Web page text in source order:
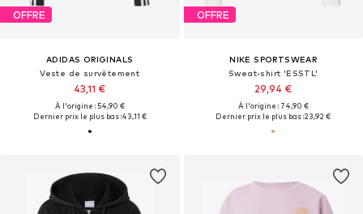
OFFRE
ADIDAS ORIGINALS
Veste de survêtement
43,11 €
À l'origine : 54,90 €
Dernier prix le plus bas :43,11 €
OFFRE
NIKE SPORTSWEAR
Sweat-shirt 'ESSTL'
29,94 €
À l'origine : 74,90 €
Dernier prix le plus bas :23,92 €